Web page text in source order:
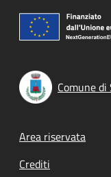
Comune di
Footer
Area riservata
Crediti